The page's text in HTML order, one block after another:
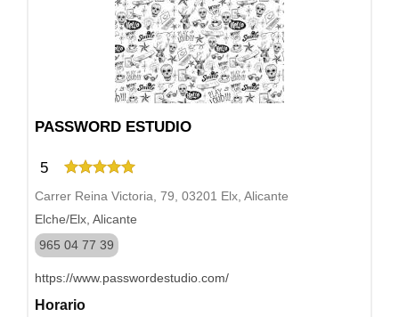
PASSWORD ESTUDIO
5
Carrer Reina Victoria, 79, 03201 Elx, Alicante
Elche/Elx, Alicante
965 04 77 39
https://www.passwordestudio.com/
Horario